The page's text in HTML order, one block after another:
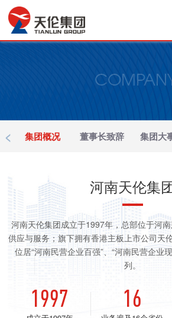
集团概况 董事长致辞 集团大
<
河南天伦集
河南天伦集团成立于1997年，总部位于河
供应与服务；旗下拥有香港主板上市公司天
位居“河南民营企业百强”、“河南民营企业
列。
1997 16